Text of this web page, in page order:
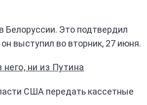
Белоруссии. Это подтвердил
выступил во вторник, 27 июня.
ни из Путина
США передать кассетные